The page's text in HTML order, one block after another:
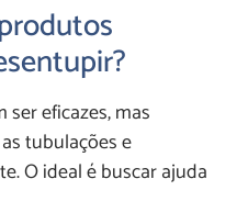
eficazes, mas
tubulações e
O ideal é buscar ajuda